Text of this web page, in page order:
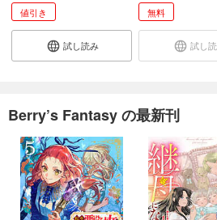
値引き
試し読み
無料
試し
Berry’s Fantasy の最新刊